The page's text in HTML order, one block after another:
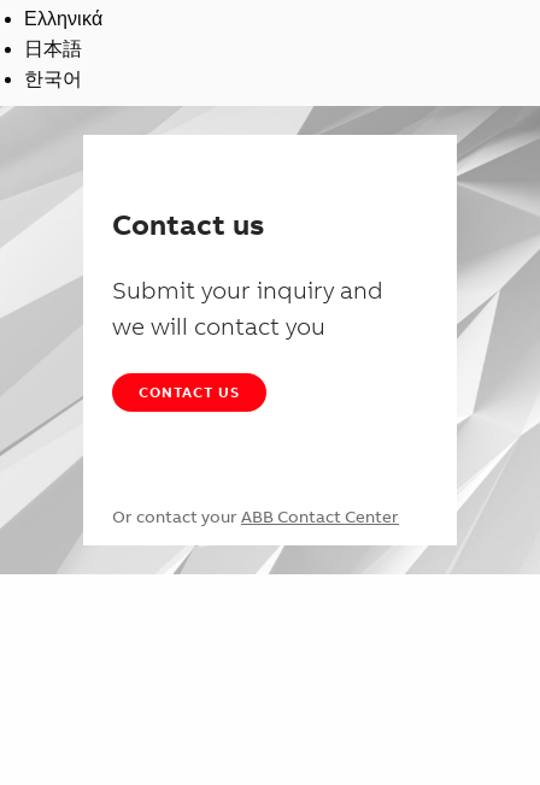
Ελληνικά
日本語
한국어
Contact us
Submit your inquiry and
we will contact you
CONTACT US
Or contact your ABB Contact Center